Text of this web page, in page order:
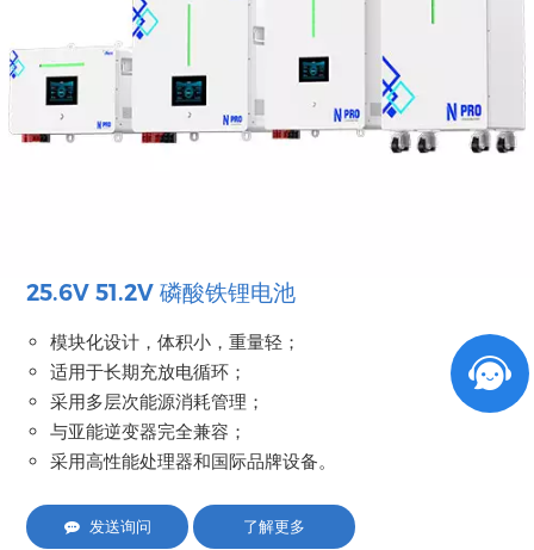
25.6V 51.2V 磷酸铁锂电池
模块化设计，体积小，重量轻；
适用于长期充放电循环；
采用多层次能源消耗管理；
与亚能逆变器完全兼容；
采用高性能处理器和国际品牌设备。
发送询问 了解更多